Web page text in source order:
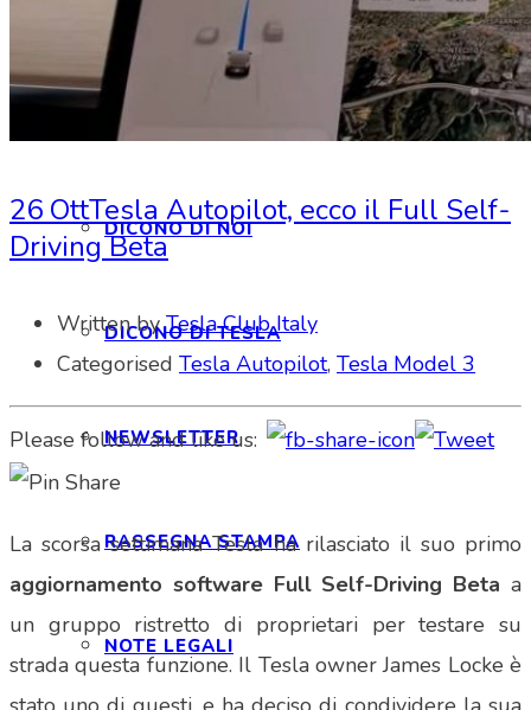
CONTATTI
INTERAGIAMO!
DICONO DI NOI
DICONO DI TESLA
NEWSLETTER
RASSEGNA STAMPA
NOTE LEGALI
26 OttTesla Autopilot, ecco il Full Self-
Driving Beta
Written byTesla Club Italy
Categorised Tesla Autopilot, Tesla Model 3
Please follow and like us:
La scorsa settimana Tesla ha rilasciato il suo primo
aggiornamento software Full Self-Driving Beta a
un gruppo ristretto di proprietari per testare su
strada questa funzione. Il Tesla owner James Locke è